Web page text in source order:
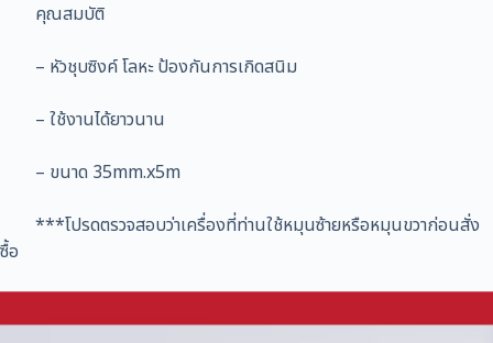
คุณสมบัติ
– หัวชุบซิงค์ โลหะ ป้องกันการเกิดสนิม
– ใช้งานได้ยาวนาน
– ขนาด 35mm.x5m
***โปรดตรวจสอบว่าเครื่องที่ท่านใช้หมุนซ้ายหรือหมุนขวาก่อนสั่ง
ซื้อ